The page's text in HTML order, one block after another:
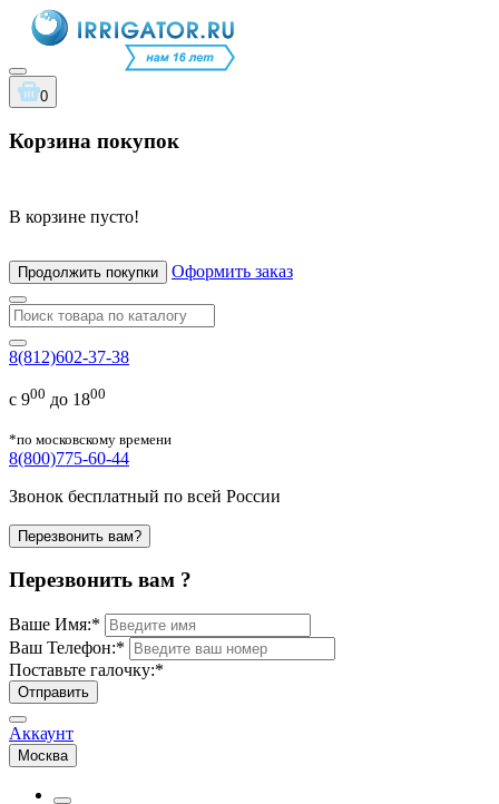
0
Корзина покупок
В корзине пусто!
Продолжить покупки Оформить заказ
8(812)602-37-38
с 900 до 1800
*по московскому времени
8(800)775-60-44
Звонок бесплатный по всей России
Перезвонить вам?
Перезвонить вам ?
Ваше Имя:*
Ваш Телефон:*
Поставьте галочку:*
Отправить
Аккаунт
Москва